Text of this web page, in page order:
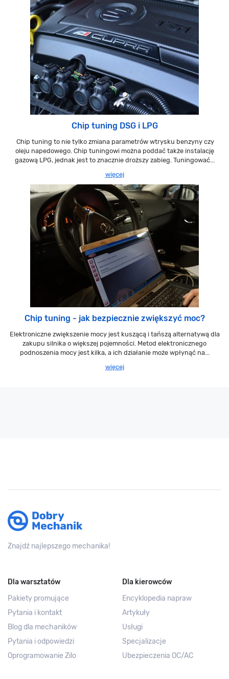
Chip tuning DSG i LPG
Chip tuning to nie tylko zmiana parametrów wtrysku benzyny czy
oleju napedowego. Chip tuningowi można poddać także instalację
gazową LPG, jednak jest to znacznie droższy zabieg. Tuningować...
więcej
Chip tuning - jak bezpiecznie zwiększyć moc?
Elektroniczne zwiększenie mocy jest kuszącą i tańszą alternatywą dla
zakupu silnika o większej pojemności. Metod elektronicznego
podnoszenia mocy jest kilka, a ich działanie może wpłynąć na...
więcej
Znajdź najlepszego mechanika!
Dla warsztatów
Pakiety promujące
Pytania i kontakt
Blog dla mechaników
Pytania i odpowiedzi
Oprogramowanie Zilo
Dla kierowców
Encyklopedia napraw
Artykuły
Usługi
Specjalizacje
Ubezpieczenia OC/AC